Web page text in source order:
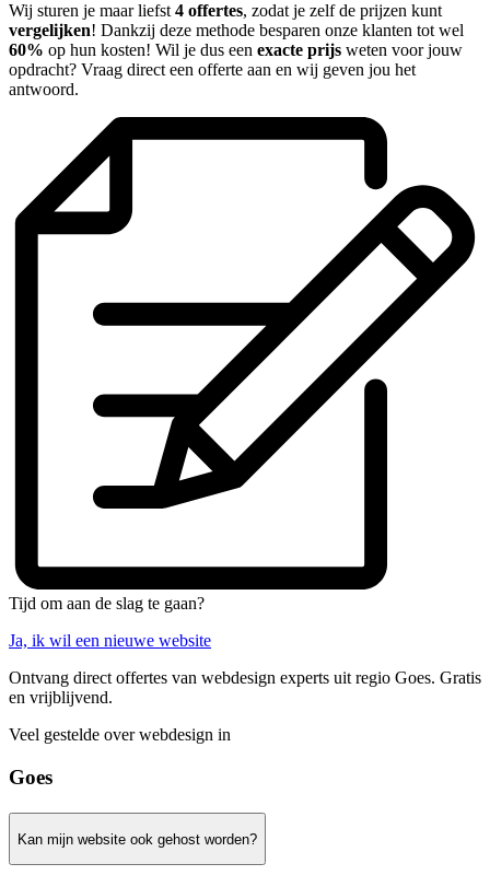
Wij sturen je maar liefst 4 offertes, zodat je zelf de prijzen kunt
vergelijken! Dankzij deze methode besparen onze klanten tot wel
60% op hun kosten! Wil je dus een exacte prijs weten voor jouw
opdracht? Vraag direct een offerte aan en wij geven jou het
antwoord.
Tijd om aan de slag te gaan?
Ja, ik wil een nieuwe website
Ontvang direct offertes van webdesign experts uit regio Goes. Gratis
en vrijblijvend.
Veel gestelde over webdesign in
Goes
Kan mijn website ook gehost worden?